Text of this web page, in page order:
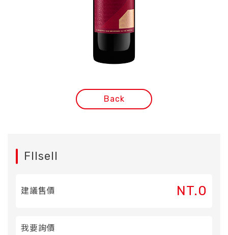
Back
FIlsell
建議售價 NT.0
我要詢價